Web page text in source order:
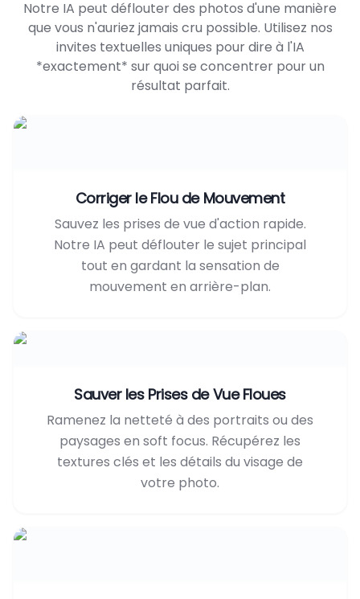
Notre IA peut déflouter des photos d'une manière
que vous n'auriez jamais cru possible. Utilisez nos
invites textuelles uniques pour dire à l'IA
*exactement* sur quoi se concentrer pour un
résultat parfait.
Corriger le Flou de Mouvement
Sauvez les prises de vue d'action rapide.
Notre IA peut déflouter le sujet principal
tout en gardant la sensation de
mouvement en arrière-plan.
Sauver les Prises de Vue Floues
Ramenez la netteté à des portraits ou des
paysages en soft focus. Récupérez les
textures clés et les détails du visage de
votre photo.